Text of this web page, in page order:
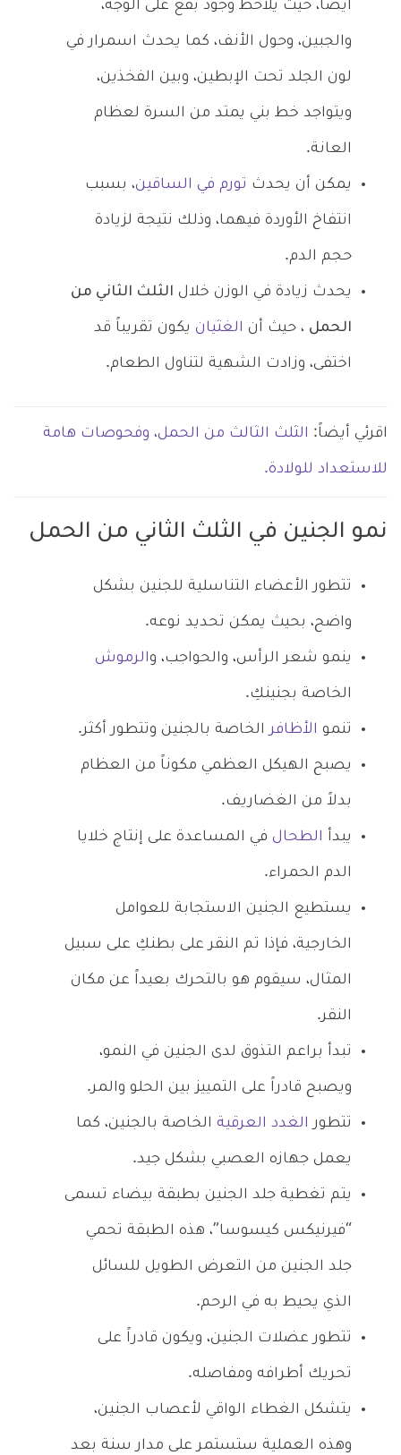
أيضاً، حيث يلاحظ وجود بقع على الوجه،
والجبين، وحول الأنف، كما يحدث اسمرار في
لون الجلد تحت الإبطين، وبين الفخذين،
ويتواجد خط بني يمتد من السرة لعظام
العانة.
يمكن أن يحدث تورم في الساقين، بسبب
انتفاخ الأوردة فيهما، وذلك نتيجة لزيادة
حجم الدم.
يحدث زيادة في الوزن خلال الثلث الثاني من
الحمل ، حيث أن الغثيان يكون تقريباً قد
اختفى، وزادت الشهية لتناول الطعام.
اقرئي أيضاً: الثلث الثالث من الحمل، وفحوصات هامة
للاستعداد للولادة.
نمو الجنين في الثلث الثاني من الحمل
تتطور الأعضاء التناسلية للجنين بشكل
واضح، بحيث يمكن تحديد نوعه.
ينمو شعر الرأس، والحواجب، والرموش
الخاصة بجنينكِ.
تنمو الأظافرالخاصة بالجنين وتتطور أكثر.
يصبح الهيكل العظمي مكوناً من العظام
بدلاً من الغضاريف.
يبدأ الطحال في المساعدة على إنتاج خلايا
الدم الحمراء.
يستطيع الجنين الاستجابة للعوامل
الخارجية، فإذا تم النقر على بطنكِ على سبيل
المثال، سيقوم هو بالتحرك بعيداً عن مكان
النقر.
تبدأ براعم التذوق لدى الجنين في النمو،
ويصبح قادراً على التمييز بين الحلو والمر.
تتطور الغدد العرقية الخاصة بالجنين، كما
يعمل جهازه العصبي بشكل جيد.
يتم تغطية جلد الجنين بطبقة بيضاء تسمى
“فيرنيكس كيسوسا”، هذه الطبقة تحمي
جلد الجنين من التعرض الطويل للسائل
الذي يحيط به في الرحم.
تتطور عضلات الجنين، ويكون قادراً على
تحريك أطرافه ومفاصله.
يتشكل الغطاء الواقي لأعصاب الجنين،
وهذه العملية ستستمر على مدار سنة بعد